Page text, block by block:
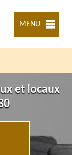
MENU
et locaux